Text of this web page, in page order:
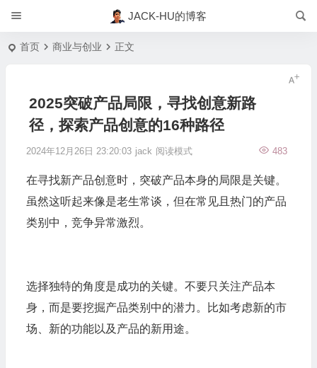
JACK-HU的博客
首页 商业与创业 正文
2025突破产品局限，寻找创意新路
径，探索产品创意的16种路径
2024年12月26日 23:20:03 jack 483
阅读模式
在寻找新产品创意时，突破产品本身的局限是关键。
虽然这听起来像是老生常谈，但在常见且热门的产品
类别中，竞争异常激烈。
选择独特的角度是成功的关键。不要只关注产品本
身，而是要挖掘产品类别中的潜力。比如考虑新的市
场、新的功能以及产品的新用途。